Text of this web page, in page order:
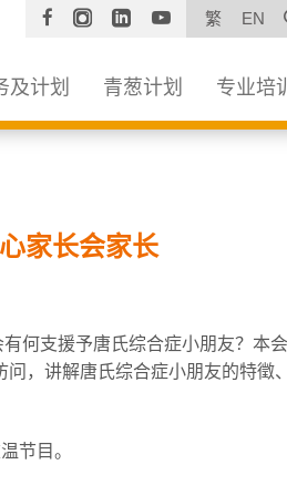
FacebookInstagram
LinkedinYouTube
繁 EN
及计划 青葱计划 专业培
家长会家长
何支援予唐氏综合症小朋友？本
问，讲解唐氏综合症小朋友的特徵
节目。